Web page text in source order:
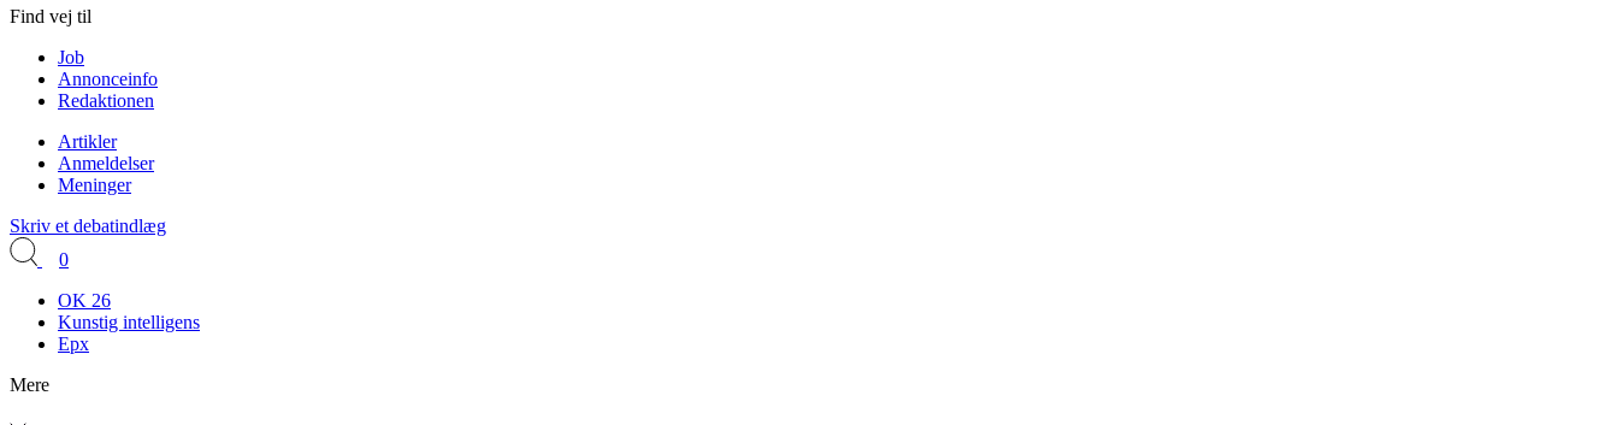
Find vej til
Job
Annonceinfo
Redaktionen
Artikler
Anmeldelser
Meninger
Skriv et debatindlæg
0
OK 26
Kunstig intelligens
Epx
Mere